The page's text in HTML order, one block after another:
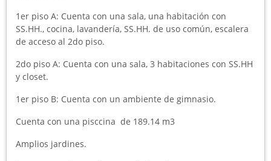
1er piso A: Cuenta con una sala, una habitación con
SS.HH., cocina, lavandería, SS.HH. de uso común, escalera
de acceso al 2do piso.
2do piso A: Cuenta con una sala, 3 habitaciones con SS.HH
y closet.
1er piso B: Cuenta con un ambiente de gimnasio.
Cuenta con una pisccina de 189.14 m3
Amplios jardines.